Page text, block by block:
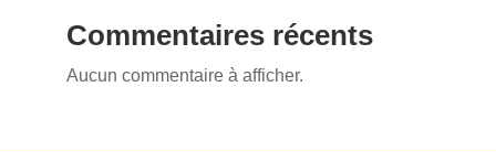
Commentaires récents
Aucun commentaire à afficher.